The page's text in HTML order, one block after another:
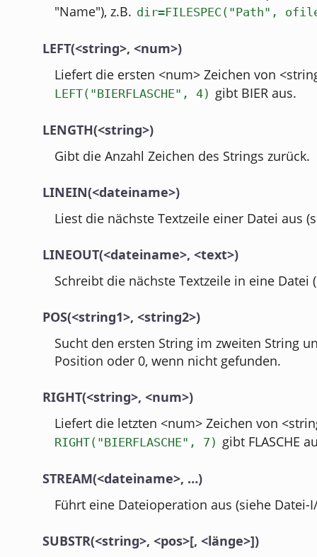
"Name"), z.B. dir=FILESPEC("Path",
LEFT(<string>, <num>)
Liefert die ersten <num> Zeichen von
LEFT("BIERFLASCHE", 4) gibt BIER aus.
LENGTH(<string>)
Gibt die Anzahl Zeichen des Strings zurück.
LINEIN(<dateiname>)
Liest die nächste Textzeile einer Datei aus
LINEOUT(<dateiname>, <text>)
Schreibt die nächste Textzeile in eine Datei
POS(<string1>, <string2>)
Sucht den ersten String im zweiten String
Position oder 0, wenn nicht gefunden.
RIGHT(<string>, <num>)
Liefert die letzten <num> Zeichen von
RIGHT("BIERFLASCHE", 7) gibt FLASCHE
STREAM(<dateiname>, …)
Führt eine Dateioperation aus (siehe Datei-
SUBSTR(<string>, <pos>[, <länge>])